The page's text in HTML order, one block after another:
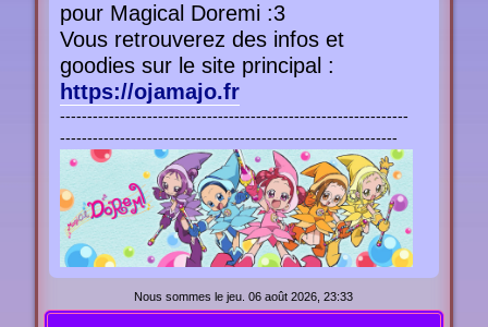
pour Magical Doremi :3
Vous retrouverez des infos et
goodies sur le site principal :
https://ojamajo.fr
----------------------------------------------------------------
--------------------------------------------------------------
Nous sommes le jeu. 06 août 2026, 23:33